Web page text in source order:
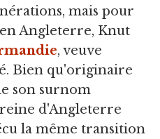
mais pour
Angleterre, Knut
, veuve
Bien qu'originaire
son surnom
d'Angleterre
la même transition